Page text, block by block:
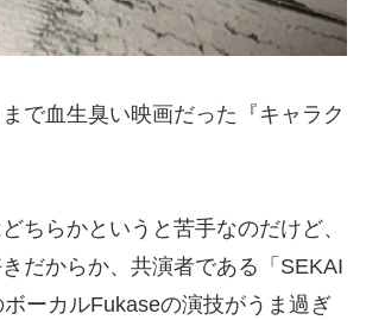
で血生臭い映画だった『キャラク
ちらかというと苦手なのだけど、
だからか、共演者である「SEKAI
ーカルFukaseの演技がうま過ぎ